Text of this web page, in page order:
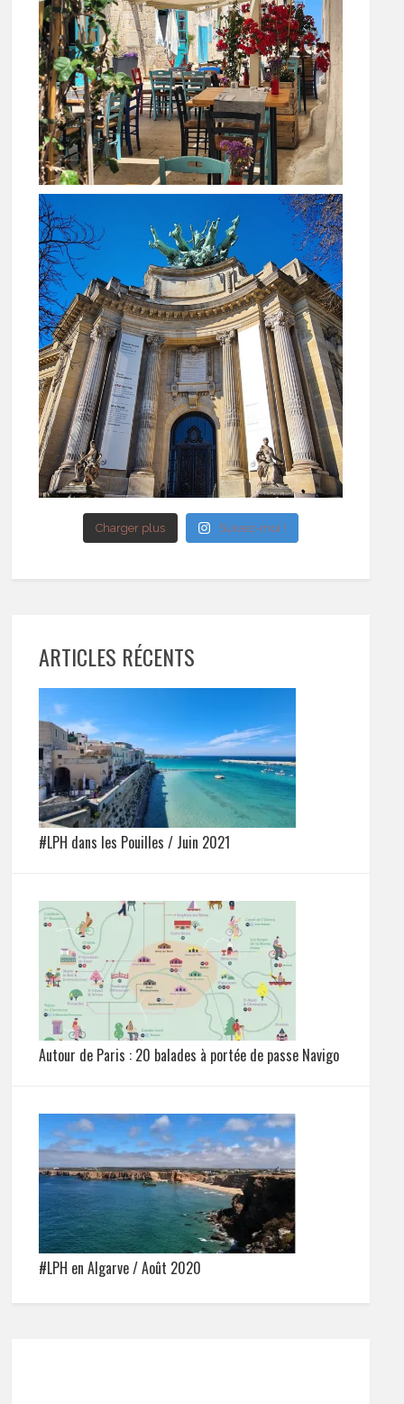
Charger plus Suivez-moi !
ARTICLES RÉCENTS
#LPH dans les Pouilles / Juin 2021
Autour de Paris : 20 balades à portée de passe Navigo
#LPH en Algarve / Août 2020